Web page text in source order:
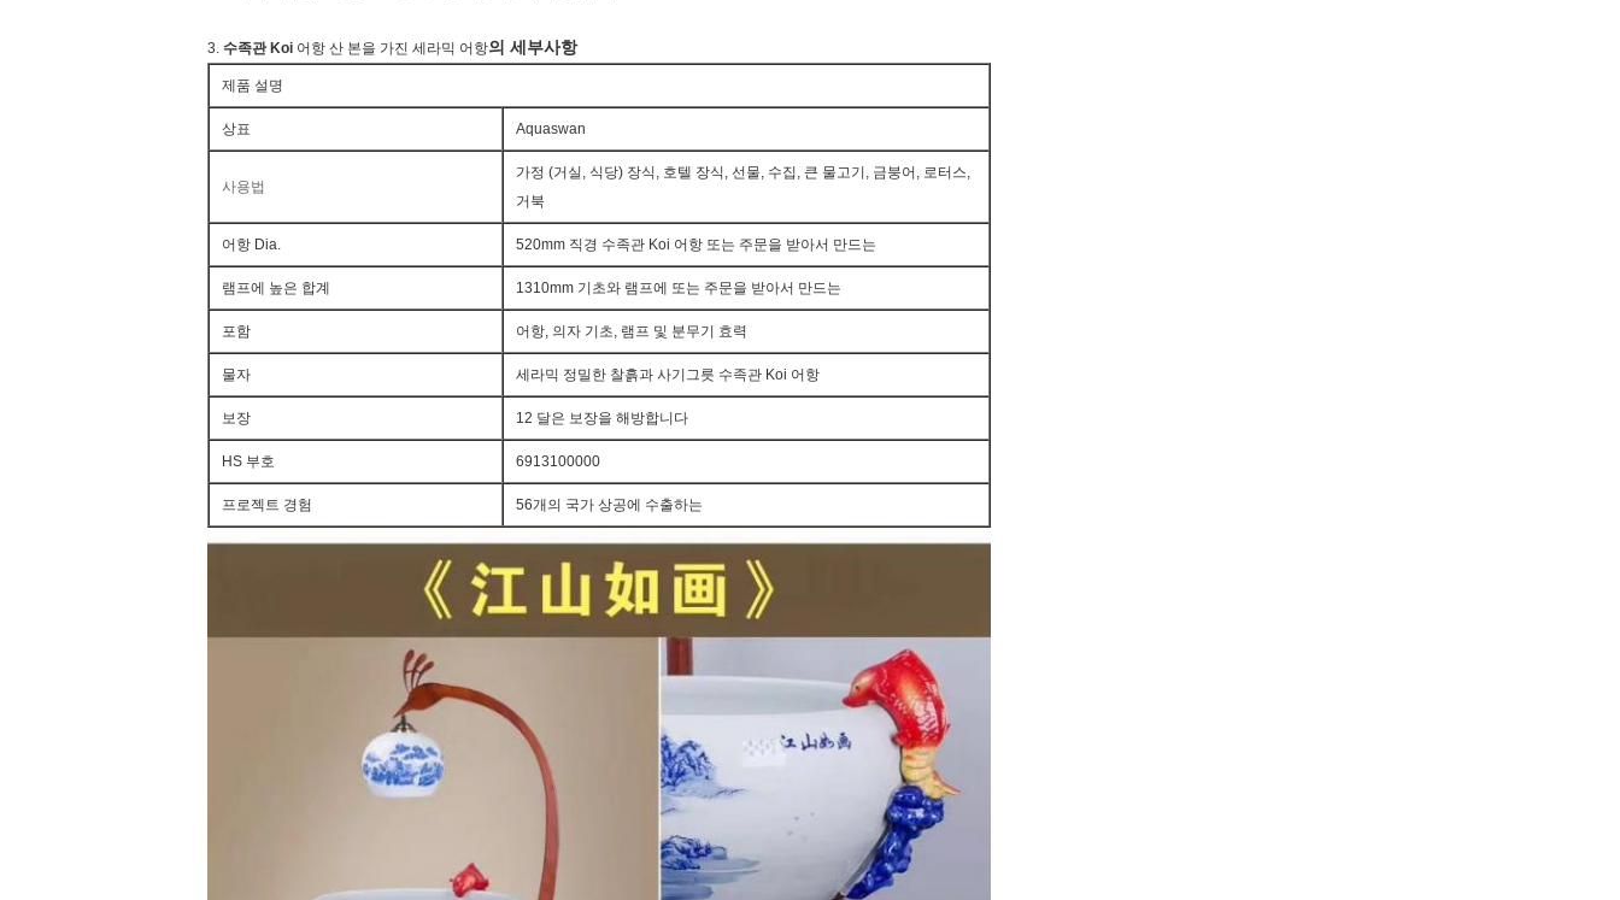
3. 수족관 Koi 어항 산 본을 가진 세라믹 어항의 세부사항
제품 설명
상표 Aquaswan
사용법
가정 (거실, 식당) 장식, 호텔 장식, 선물, 수집, 큰 물고기, 금붕어, 로터스,
거북
어항 Dia. 520mm 직경 수족관 Koi 어항 또는 주문을 받아서 만드는
램프에 높은 합계 1310mm 기초와 램프에 또는 주문을 받아서 만드는
포함 어항, 의자 기초, 램프 및 분무기 효력
물자 세라믹 정밀한 찰흙과 사기그릇 수족관 Koi 어항
보장 12 달은 보장을 해방합니다
HS 부호 6913100000
프로젝트 경험 56개의 국가 상공에 수출하는